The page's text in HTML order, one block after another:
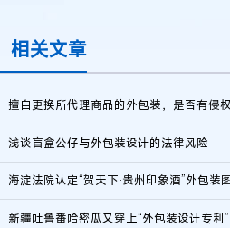
相关文章
擅自更换所代理商品的外包装，是否有侵权
浅谈盲盒公仔与外包装设计的法律风险
海淀法院认定“贺天下·贵州印象酒”外包装
新疆吐鲁番哈密瓜又穿上“外包装设计专利”